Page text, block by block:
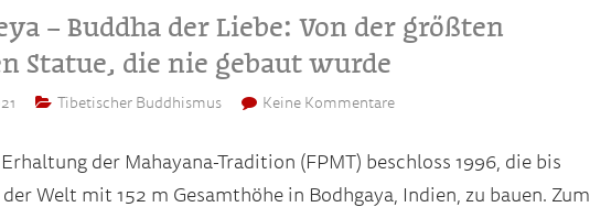
– Buddha der Liebe: Von der größten
Statue, die nie gebaut wurde
Tibetischer Buddhismus Keine Kommentare
der Mahayana-Tradition (FPMT) beschloss 1996, die bis
Welt mit 152 m Gesamthöhe in Bodhgaya, Indien, zu bauen. Zum